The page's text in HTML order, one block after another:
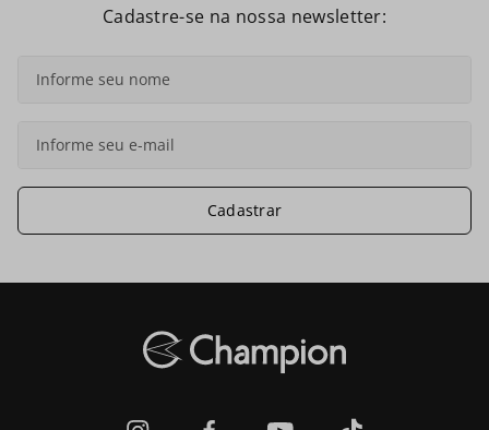
Cadastre-se na nossa newsletter:
Cadastrar